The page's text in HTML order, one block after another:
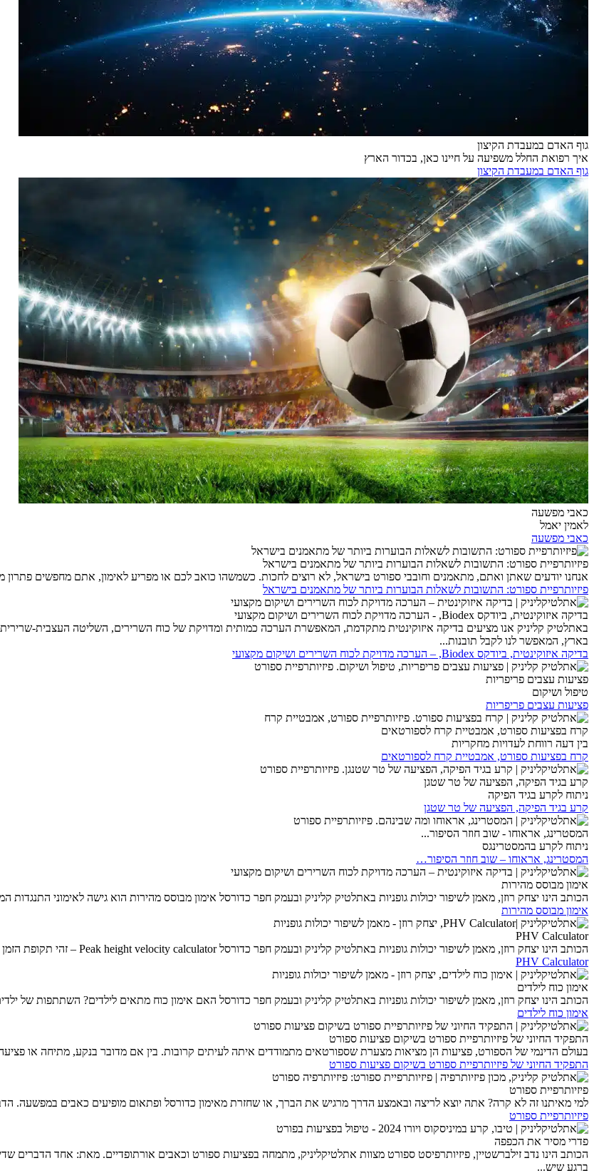
גוף האדם במעבדת הקיצון
איך רפואת החלל משפיעה על חיינו כאן, בכדור הארץ
גוף האדם במעבדת הקיצון
כאבי מפשעה
לאמין יאמל
כאבי מפשעה
פיזיותרפיית ספורט: התשובות לשאלות הבוערות ביותר של מתאמנים בישראל
אנחנו יודעים שאתן ואתם, מתאמנים וחובבי ספורט בישראל, לא רוצים לחכות. כשמשהו כואב לכם או מפריע לאימון, אתם מחפשים פתרון
פיזיותרפיית ספורט: התשובות לשאלות הבוערות ביותר של מתאמנים בישראל
בדיקה איזוקינטית, ביודקס Biodex, - הערכה מדויקת לכוח השרירים ושיקום מקצועי
באתלטיק קליניק אנו מציעים בדיקה איזוקינטית מתקדמת, המאפשרת הערכה כמותית ומדויקת של כוח השרירים, השליטה העצבית-
בארץ, המאפשר לנו לקבל תובנות...
בדיקה איזוקינטית, ביודקס Biodex, – הערכה מדויקת לכוח השרירים ושיקום מקצועי
פציעות עצבים פריפריות
טיפול ושיקום
פציעות עצבים פריפריות
קרח בפציעות ספורט, אמבטיית קרח לספורטאים
בין דעה רווחת לעדויות מחקריות
קרח בפציעות ספורט, אמבטיית קרח לספורטאים
קרע בגיד הפיקה, הפציעה של טר שטגן
ניתוח לקרע בגיד הפיקה
קרע בגיד הפיקה, הפציעה של טר שטגן
המסטרינג, אראוחו - שוב חוזר הסיפור...
ניתוח לקרע בהמסטרינגס
המסטרינג, אראוחו – שוב חוזר הסיפור…
אימון מבוסס מהירות
הכותב הינו יצחק רוזן, מאמן לשיפור יכולות גופניות באתלטיק קליניק ובעמק חפר כדורסל אימון מבוסס מהירות הוא גישה לאימוני
אימון מבוסס מהירות
PHV Calculator
הכותב הינו יצחק רוזן, מאמן לשיפור יכולות גופניות באתלטיק קליניק ובעמק חפר כדורסל Peak height velocity calculator – זהי תקופת הזמן בה הנער עובר את הצמיחה הכי מהירה (הזמן בו הם...
PHV Calculator
אימון כוח לילדים
הכותב הינו יצחק רוזן, מאמן לשיפור יכולות גופניות באתלטיק קליניק ובעמק חפר כדורסל האם אימון כוח מתאים לילדים? השתתפות של
אימון כוח לילדים
התפקיד החיוני של פיזיותרפיית ספורט בשיקום פציעות ספורט
בעולם הדינמי של הספורט, פציעות הן מציאות מצערת שספורטאים מתמודדים איתה לעיתים קרובות. בין אם מדובר בנקע, מתיחה או
התפקיד החיוני של פיזיותרפיית ספורט בשיקום פציעות ספורט
פיזיותרפיית ספורט
למי מאיתנו זה לא קרה? אתה יוצא לריצה ובאמצע הדרך מרגיש את הברך, או שחזרת מאימון כדורסל ופתאום מופיעים כאבים במפשעה.
פיזיותרפיית ספורט
פדרי מסיר את הכפפה
הכותב הינו נדב זילברשטיין, פיזיותרפיסט ספורט מצוות אתלטיקליניק, מתמחה בפציעות ספורט וכאבים אורתופדיים. מאת: אחד הדברים
ברגע שיש...